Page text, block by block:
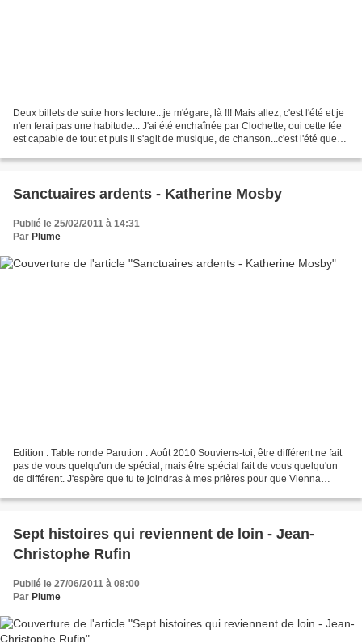
Deux billets de suite hors lecture...je m'égare, là !!! Mais allez, c'est l'été et je
n'en ferai pas une habitude... J'ai été enchaînée par Clochette, oui cette fée
est capable de tout et puis il s'agit de musique, de chanson...c'est l'été que
Sanctuaires ardents - Katherine Mosby
Publié le 25/02/2011 à 14:31
Par Plume
Edition : Table ronde Parution : Août 2010 Souviens-toi, être différent ne fait
pas de vous quelqu'un de spécial, mais être spécial fait de vous quelqu'un
de différent. J'espère que tu te joindras à mes prières pour que Vienna
Sept histoires qui reviennent de loin - Jean-
Christophe Rufin
Publié le 27/06/2011 à 08:00
Par Plume